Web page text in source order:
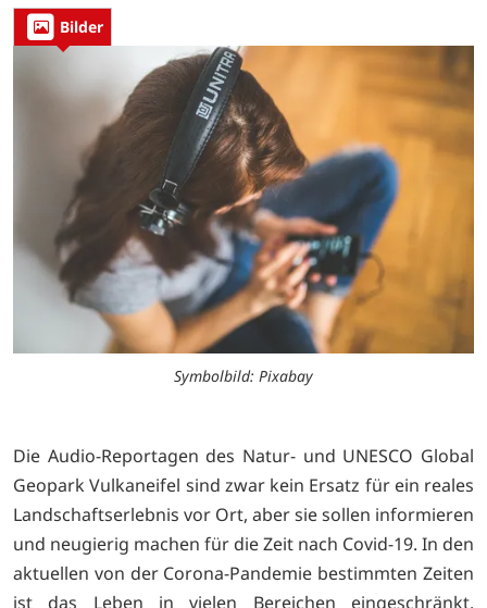
Bilder
Symbolbild: Pixabay
Die Audio-Reportagen des Natur- und UNESCO Global
Geopark Vulkaneifel sind zwar kein Ersatz für ein reales
Landschaftserlebnis vor Ort, aber sie sollen informieren
und neugierig machen für die Zeit nach Covid-19. In den
aktuellen von der Corona-Pandemie bestimmten Zeiten
ist das Leben in vielen Bereichen eingeschränkt.